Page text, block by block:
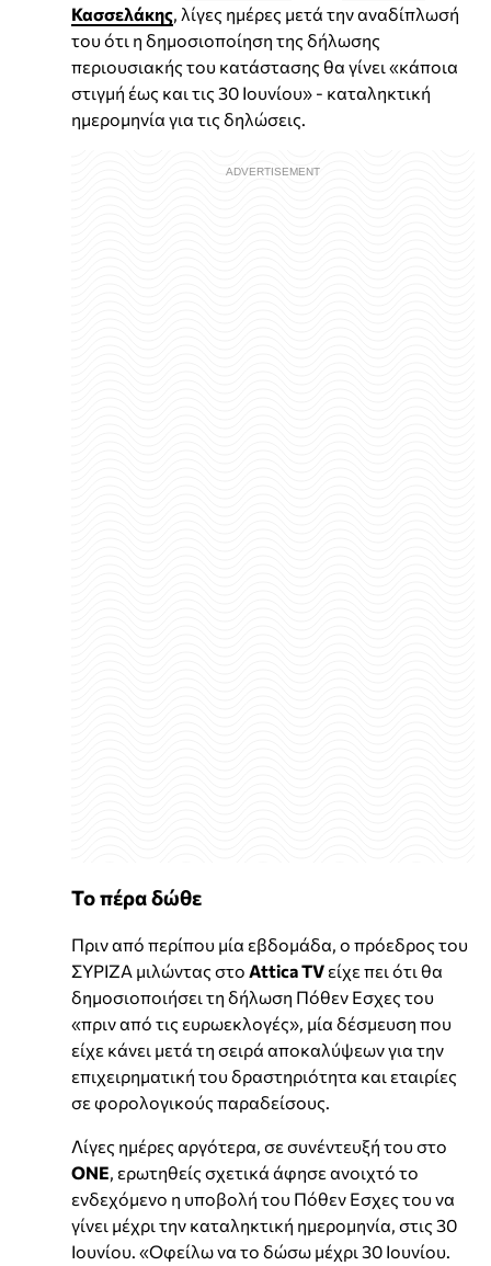
Κασσελάκης, λίγες ημέρες μετά την αναδίπλωσή
του ότι η δημοσιοποίηση της δήλωσης
περιουσιακής του κατάστασης θα γίνει «κάποια
στιγμή έως και τις 30 Ιουνίου» - καταληκτική
ημερομηνία για τις δηλώσεις.
Το πέρα δώθε
Πριν από περίπου μία εβδομάδα, ο πρόεδρος του
ΣΥΡΙΖΑ μιλώντας στο Attica TV είχε πει ότι θα
δημοσιοποιήσει τη δήλωση Πόθεν Εσχες του
«πριν από τις ευρωεκλογές», μία δέσμευση που
είχε κάνει μετά τη σειρά αποκαλύψεων για την
επιχειρηματική του δραστηριότητα και εταιρίες
σε φορολογικούς παραδείσους.
Λίγες ημέρες αργότερα, σε συνέντευξή του στο
ONE , ερωτηθείς σχετικά άφησε ανοιχτό το
ενδεχόμενο η υποβολή του Πόθεν Εσχες του να
γίνει μέχρι την καταληκτική ημερομηνία, στις 30
Ιουνίου. «Οφείλω να το δώσω μέχρι 30 Ιουνίου.